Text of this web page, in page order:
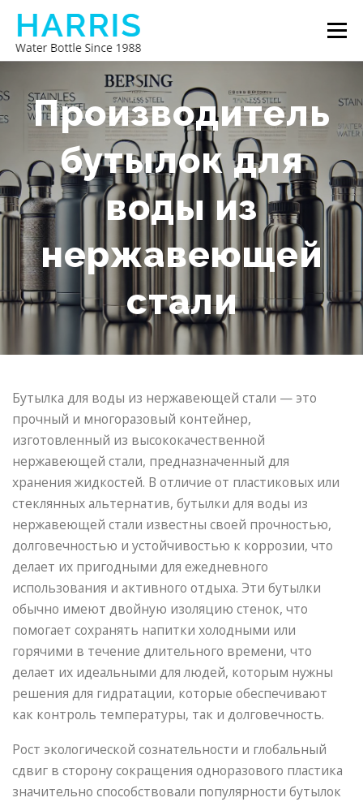
Перейти
содержимому
Меню
БУТЫЛКА ДЛЯ ВОДЫ HARRIS О НАС
СВЯЖИТЕСЬ С НАМИ
Производитель
бутылок для
воды из
нержавеющей
стали
Бутылка для воды из нержавеющей стали — это
прочный и многоразовый контейнер,
изготовленный из высококачественной
нержавеющей стали, предназначенный для
хранения жидкостей. В отличие от пластиковых или
стеклянных альтернатив, бутылки для воды из
нержавеющей стали известны своей прочностью,
долговечностью и устойчивостью к коррозии, что
делает их пригодными для ежедневного
использования и активного отдыха. Эти бутылки
обычно имеют двойную изоляцию стенок, что
помогает сохранять напитки холодными или
горячими в течение длительного времени, что
делает их идеальными для людей, которым нужны
решения для гидратации, которые обеспечивают
как контроль температуры, так и долговечность.
Рост экологической сознательности и глобальный
сдвиг в сторону сокращения одноразового пластика
значительно способствовали популярности бутылок